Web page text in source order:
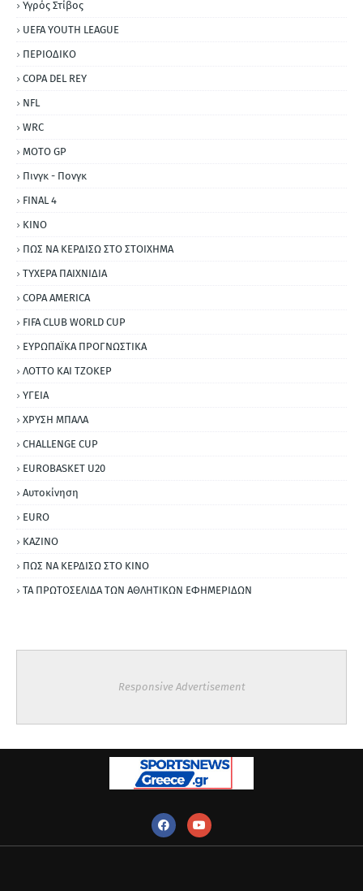
Υγρός Στίβος
UEFA YOUTH LEAGUE
ΠΕΡΙΟΔΙΚΟ
COPA DEL REY
NFL
WRC
MOTO GP
Πινγκ - Πονγκ
FINAL 4
ΚΙΝΟ
ΠΩΣ ΝΑ ΚΕΡΔΙΣΩ ΣΤΟ ΣΤΟΙΧΗΜΑ
ΤΥΧΕΡΑ ΠΑΙΧΝΙΔΙΑ
COPA AMERICA
FIFA CLUB WORLD CUP
ΕΥΡΩΠΑΪΚΑ ΠΡΟΓΝΩΣΤΙΚΑ
ΛΟΤΤΟ ΚΑΙ ΤΖΟΚΕΡ
ΥΓΕΙΑ
ΧΡΥΣΗ ΜΠΑΛΑ
CHALLENGE CUP
EUROBASKET U20
Αυτοκίνηση
ΕURO
ΚΑΖΙΝΟ
ΠΩΣ ΝΑ ΚΕΡΔΙΣΩ ΣΤΟ ΚΙΝΟ
ΤΑ ΠΡΩΤΟΣΕΛΙΔΑ ΤΩΝ ΑΘΛΗΤΙΚΩΝ ΕΦΗΜΕΡΙΔΩΝ
Responsive Advertisement